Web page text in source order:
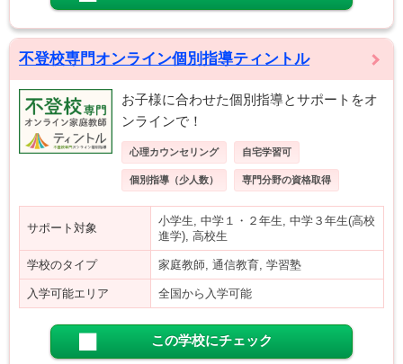
不登校専門オンライン個別指導ティントル
お子様に合わせた個別指導とサポートをオ
ンラインで！
心理カウンセリング 自宅学習可
個別指導（少人数） 専門分野の資格取得
サポート対象
小学生, 中学１・２年生, 中学３年生(高校
進学), 高校生
学校のタイプ 家庭教師, 通信教育, 学習塾
入学可能エリア 全国から入学可能
この学校にチェック